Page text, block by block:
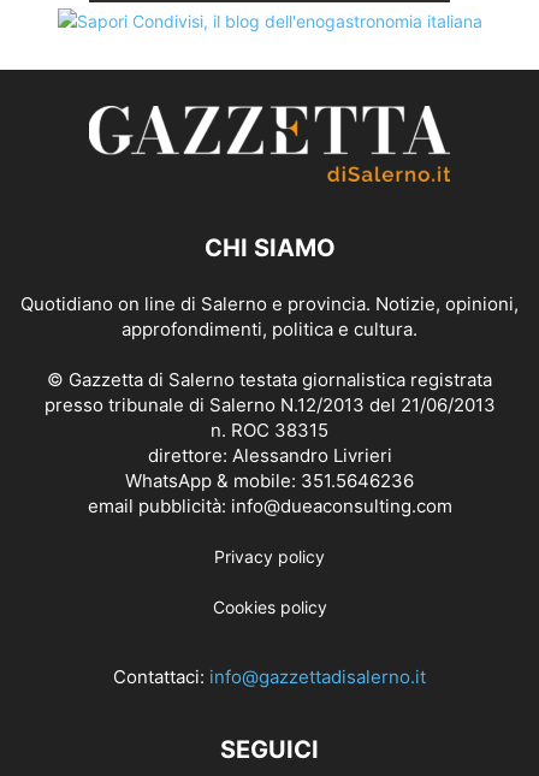
CHI SIAMO
Quotidiano on line di Salerno e provincia. Notizie, opinioni,
approfondimenti, politica e cultura.
© Gazzetta di Salerno testata giornalistica registrata
presso tribunale di Salerno N.12/2013 del 21/06/2013
n. ROC 38315
direttore: Alessandro Livrieri
WhatsApp & mobile: 351.5646236
email pubblicità: info@dueaconsulting.com
Privacy policy
Cookies policy
Contattaci: info@gazzettadisalerno.it
SEGUICI